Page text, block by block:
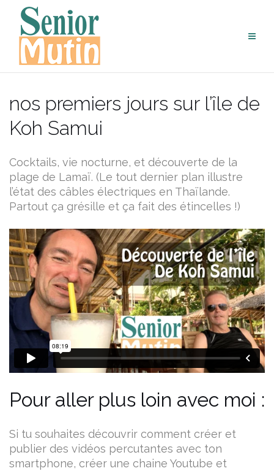
contenu
nos premiers jours sur l’île de
Koh Samui
Cocktails, vie nocturne, et découverte de la
plage de Lamaï. (Le tout dernier plan illustre
l’état des câbles électriques en Thaïlande.
Partout ça grésille et ça fait des étincelles !)
Pour aller plus loin avec moi :
Si tu souhaites découvrir comment créer et
publier des vidéos percutantes avec ton
smartphone, créer une chaine Youtube et